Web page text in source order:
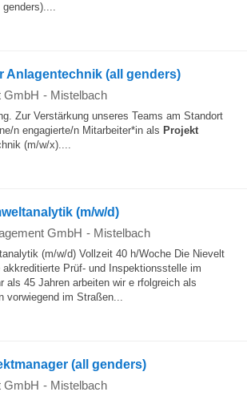
genders)....
Anlagentechnik (all genders)
GmbH - Mistelbach
Zur Verstärkung unseres Teams am Standort
n engagierte/n Mitarbeiter*in als Projekt
(m/w/x)....
(m/w/d)
GmbH - Mistelbach
(m/w/d) Vollzeit 40 h/Woche Die Nievelt
akkreditierte Prüf- und Inspektionsstelle im
als 45 Jahren arbeiten wir e rfolgreich als
vorwiegend im Straßen...
(all genders)
GmbH - Mistelbach